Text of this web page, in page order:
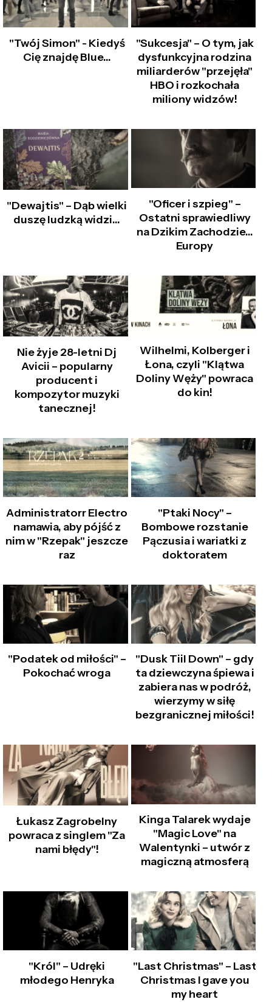
"Twój Simon" - Kiedyś
Cię znajdę Blue...
"Sukcesja" – O tym, jak
dysfunkcyjna rodzina
miliarderów "przejęła"
HBO i rozkochała
miliony widzów!
"Dewajtis" – Dąb wielki
duszę ludzką widzi...
"Oficer i szpieg" –
Ostatni sprawiedliwy
na Dzikim Zachodzie…
Europy
Nie żyje 28-letni Dj
Avicii – popularny
producent i
kompozytor muzyki
tanecznej!
Wilhelmi, Kolberger i
Łona, czyli "Klątwa
Doliny Węży" powraca
do kin!
Administratorr Electro
namawia, aby pójść z
nim w "Rzepak" jeszcze
raz
"Ptaki Nocy" –
Bombowe rozstanie
Pączusia i wariatki z
doktoratem
"Podatek od miłości" –
Pokochać wroga
"Dusk Tiil Down" – gdy
ta dziewczyna śpiewa i
zabiera nas w podróż,
wierzymy w siłę
bezgranicznej miłości!
Łukasz Zagrobelny
powraca z singlem "Za
nami błędy"!
Kinga Talarek wydaje
"Magic Love" na
Walentynki – utwór z
magiczną atmosferą
"Król" – Udręki
młodego Henryka
"Last Christmas" – Last
Christmas I gave you
my heart